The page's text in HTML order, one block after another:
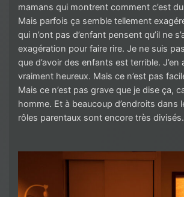
mamans qui montrent comment c’est
Mais parfois ça semble tellement
qui n’ont pas d’enfant pensent qu’il ne
exagération pour faire rire. Je ne suis
que d’avoir des enfants est terrible. J’en
vraiment heureux. Mais ce n’est pas
Mais ce n’est pas grave que je dise ça,
homme. Et à beaucoup d’endroits dans
rôles parentaux sont encore très divisés.